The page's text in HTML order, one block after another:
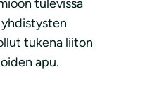
tulevissa
yhdistysten
tukena liiton
apu.